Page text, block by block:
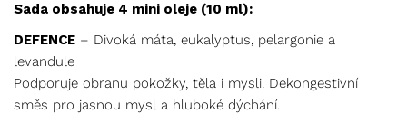
Sada obsahuje 4 mini oleje (10 ml):
DEFENCE – Divoká máta, eukalyptus, pelargonie a
levandule
Podporuje obranu pokožky, těla i mysli. Dekongestivní
směs pro jasnou mysl a hluboké dýchání.